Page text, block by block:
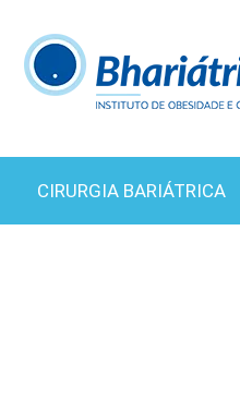
CIRURGIA BARIÁTRICA